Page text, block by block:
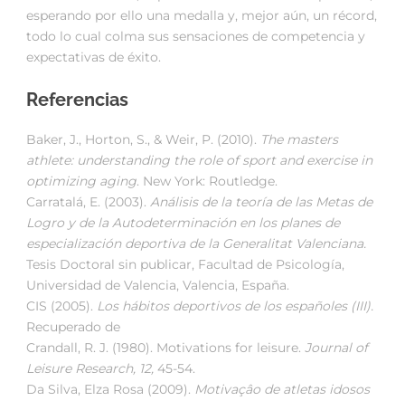
esperando por ello una medalla y, mejor aún, un récord,
todo lo cual colma sus sensaciones de competencia y
expectativas de éxito.
Referencias
Baker, J., Horton, S., & Weir, P. (2010). The masters
athlete: understanding the role of sport and exercise in
optimizing aging. New York: Routledge.
Carratalá, E. (2003). Análisis de la teoría de las Metas de
Logro y de la Autodeterminación en los planes de
especialización deportiva de la Generalitat Valenciana.
Tesis Doctoral sin publicar, Facultad de Psicología,
Universidad de Valencia, Valencia, España.
CIS (2005). Los hábitos deportivos de los españoles (III).
Recuperado de
Crandall, R. J. (1980). Motivations for leisure. Journal of
Leisure Research, 12, 45-54.
Da Silva, Elza Rosa (2009). Motivaçâo de atletas idosos